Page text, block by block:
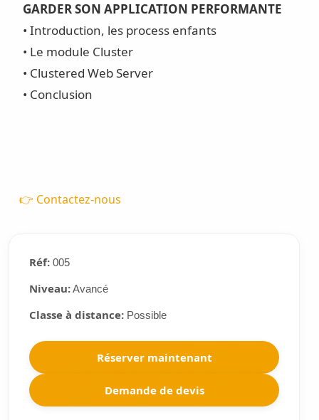
GARDER SON APPLICATION PERFORMANTE
• Introduction, les process enfants
• Le module Cluster
• Clustered Web Server
• Conclusion
👉 Contactez-nous
Réf:005
Niveau:Avancé
Classe à distance:Possible
Réserver maintenant
Demande de devis